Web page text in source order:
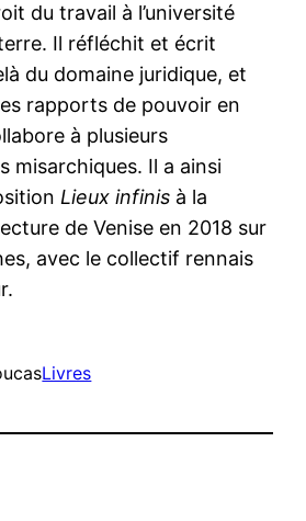
du travail à l’université
Il réfléchit et écrit
du domaine juridique, et
rapports de pouvoir en
à plusieurs
misarchiques. Il a ainsi
Lieux infinis à la
de Venise en 2018 sur
avec le collectif rennais
Livres